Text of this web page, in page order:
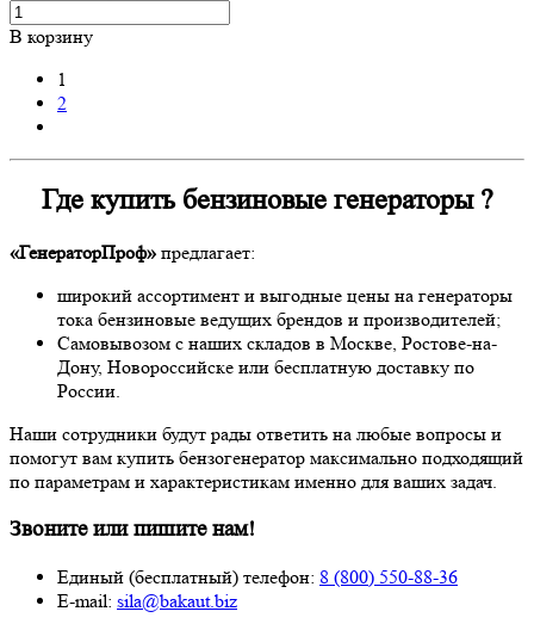
В корзину
1
2
Где купить бензиновые генераторы ?
«ГенераторПроф» предлагает:
широкий ассортимент и выгодные цены на генераторы
тока бензиновые ведущих брендов и производителей;
Самовывозом с наших складов в Москве, Ростове-на-
Дону, Новороссийске или бесплатную доставку по
России.
Наши сотрудники будут рады ответить на любые вопросы и
помогут вам купить бензогенератор максимально подходящий
по параметрам и характеристикам именно для ваших задач.
Звоните или пишите нам!
Единый (бесплатный) телефон: 8 (800) 550-88-36
E-mail: sila@bakaut.biz